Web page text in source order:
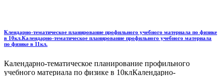
Клендарно-тематическое планирование профильного учебного материала по физике
в 10кл.Календарно-тематическое планирование профильного учебного материала
по физике в 11кл.
Календарно-тематическое планирование профильного
учебного материала по физике в 10клКалендарно-